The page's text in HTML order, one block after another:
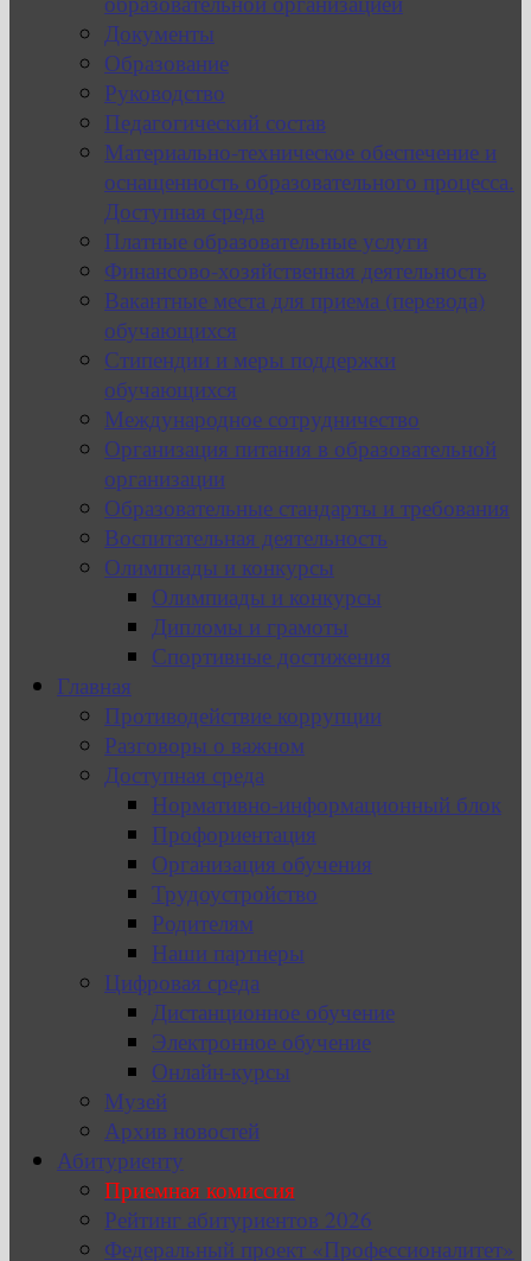
Документы
Образование
Руководство
Педагогический состав
Материально-техническое обеспечение и
оснащенность образовательного процесса.
Доступная среда
Платные образовательные услуги
Финансово-хозяйственная деятельность
Вакантные места для приема (перевода)
обучающихся
Стипендии и меры поддержки
обучающихся
Международное сотрудничество
Организация питания в образовательной
организации
Образовательные стандарты и требования
Воспитательная деятельность
Олимпиады и конкурсы
Олимпиады и конкурсы
Дипломы и грамоты
Спортивные достижения
Главная
Противодействие коррупции
Разговоры о важном
Доступная среда
Нормативно-информационный блок
Профориентация
Организация обучения
Трудоустройство
Родителям
Наши партнеры
Цифровая среда
Дистанционное обучение
Электронное обучение
Онлайн-курсы
Музей
Архив новостей
Абитуриенту
Приемная комиссия
Рейтинг абитуриентов 2026
Федеральный проект «Профессионалитет»